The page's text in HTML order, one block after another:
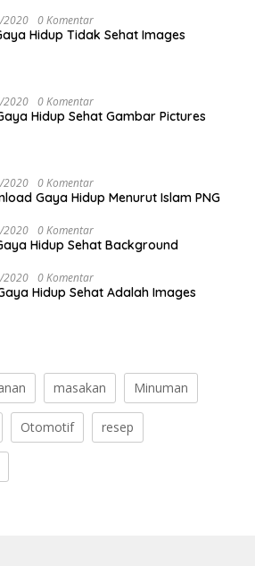
2020 0 Komentar
Hidup Tidak Sehat Images
2020 0 Komentar
Hidup Sehat Gambar Pictures
2020 0 Komentar
Gaya Hidup Menurut Islam PNG
2020 0 Komentar
Hidup Sehat Background
2020 0 Komentar
Hidup Sehat Adalah Images
masakan Minuman
Otomotif resep